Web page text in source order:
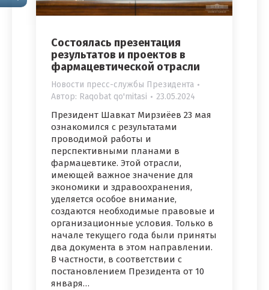
Состоялась презентация
результатов и проектов в
фармацевтической отрасли
Новости пресс-службы Президента
Автор: Raqobat qo'mitasi 23.05.2024
Президент Шавкат Мирзиёев 23 мая
ознакомился с результатами
проводимой работы и
перспективными планами в
фармацевтике. Этой отрасли,
имеющей важное значение для
экономики и здравоохранения,
уделяется особое внимание,
создаются необходимые правовые и
организационные условия. Только в
начале текущего года были приняты
два документа в этом направлении.
В частности, в соответствии с
постановлением Президента от 10
января…